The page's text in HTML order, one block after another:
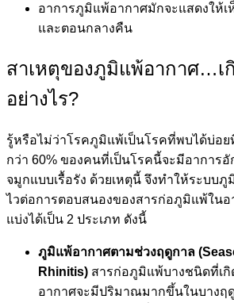
อาการภูมิแพ้อากาศมักจะแสดงให้เ
และตอนกลางคืน
สาเหตุของภูมิแพ้อากาศ…เ
อย่างไร?
รู้หรือไม่ว่าโรคภูมิแพ้เป็นโรคที่พบได้บ่อ
กว่า 60% ของคนที่เป็นโรคนี้จะมีอาการอั
จมูกแบบเรื้อรัง ด้วยเหตุนี้ จึงทำให้ระบบ
ไวต่อการตอบสนองของสารก่อภูมิแพ้ในอ
แบ่งได้เป็น 2 ประเภท ดังนี้
ภูมิแพ้อากาศตามช่วงฤดูกาล
Rhinitis) สารก่อภูมิแพ้บางชนิดที่เ
อากาศจะมีปริมาณมากขึ้นในบางฤ